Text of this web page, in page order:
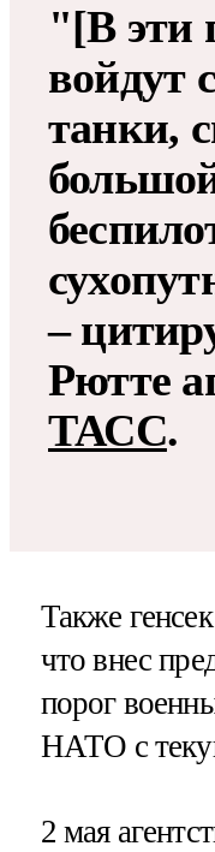
"[В эти
войдут
танки,
–
Рютте
ТАСС.
Также
что внес
порог
НАТО с
2 мая